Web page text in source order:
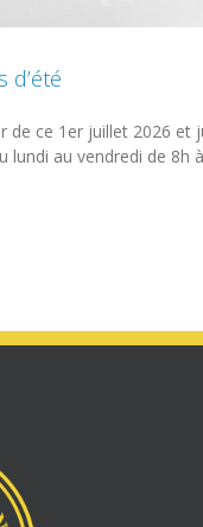
d’été
de ce 1er juillet 2026 et
lundi au vendredi de 8h